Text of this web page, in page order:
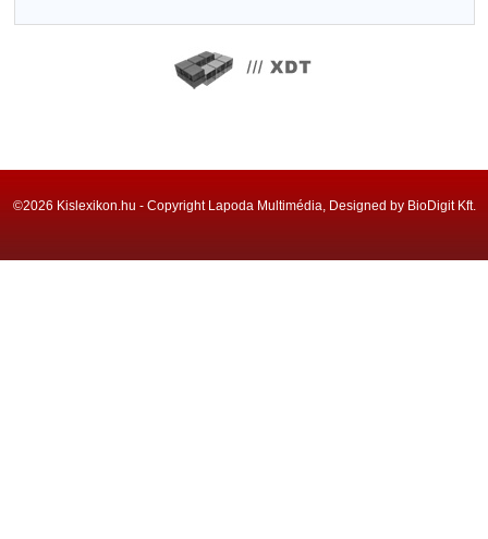
©2026 Kislexikon.hu - Copyright Lapoda Multimédia, Designed by BioDigit Kft.